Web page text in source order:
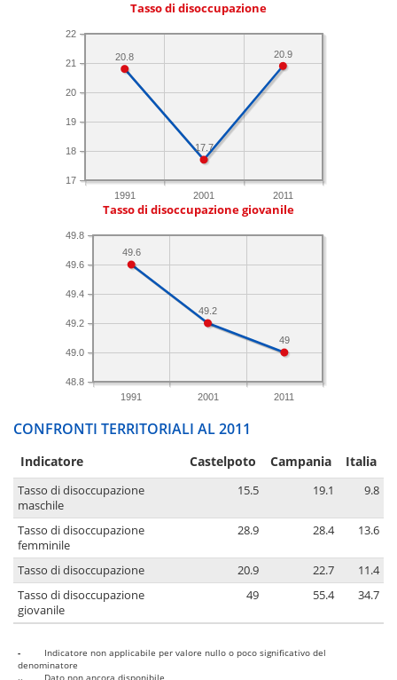
Tasso di disoccupazione
1991 2001 2011
17
18
19
20
21
22
20.9
17.7
20.8
Tasso di disoccupazione giovanile
1991 2001 2011
48.8
49.0
49.2
49.4
49.6
49.8
49
49.2
49.6
CONFRONTI TERRITORIALI AL 2011
Indicatore Castelpoto Campania Italia
Tasso di disoccupazione
maschile
15.5 19.1 9.8
Tasso di disoccupazione
femminile
28.9 28.4 13.6
Tasso di disoccupazione 20.9 22.7
11.4
Tasso di disoccupazione
giovanile
49 55.4 34.7
-
Indicatore non applicabile per valore nullo o poco significativo del
denominatore